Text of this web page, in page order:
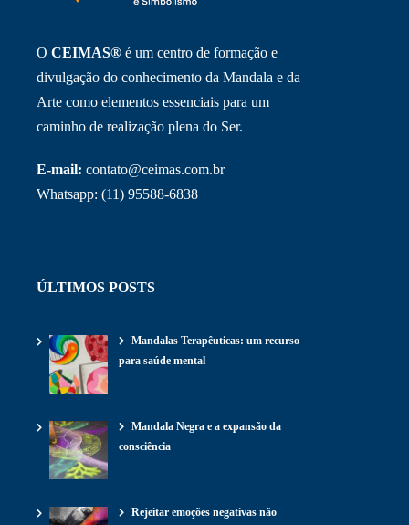
O CEIMAS® é um centro de formação e
divulgação do conhecimento da Mandala e da
Arte como elementos essenciais para um
caminho de realização plena do Ser.
E-mail: contato@ceimas.com.br
Whatsapp: (11) 95588-6838
ÚLTIMOS POSTS
Mandalas Terapêuticas: um recurso
para saúde mental
Mandala Negra e a expansão da
consciência
Rejeitar emoções negativas não